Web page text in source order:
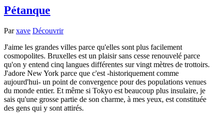
Pétanque
Parxave Découvrir
J'aime les grandes villes parce qu'elles sont plus facilement
cosmopolites. Bruxelles est un plaisir sans cesse renouvelé parce
qu'on y entend cinq langues différentes sur vingt mètres de trottoirs.
J'adore New York parce que c'est -historiquement comme
aujourd'hui- un point de convergence pour des populations venues
du monde entier. Et même si Tokyo est beaucoup plus insulaire, je
sais qu'une grosse partie de son charme, à mes yeux, est constituée
des gens qui y sont attirés.